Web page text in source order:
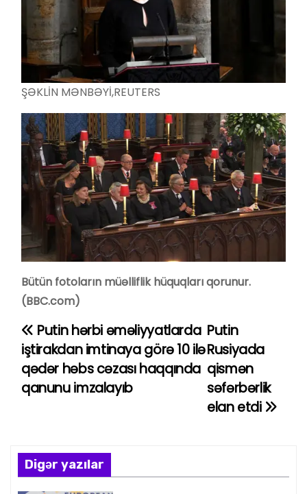
ŞƏKLİN MƏNBƏYİ,REUTERS
Bütün fotoların müəlliflik hüquqları qorunur.
(BBC.com)
Y
a
z
n
a
Putin
Rusiyada
qismən
səfərbərlik
elan etdi
Putin hərbi əməliyyatlarda
iştirakdan imtinaya görə 10 ilə
qədər həbs cəzası haqqında
qanunu imzalayıb
Digər yazılar